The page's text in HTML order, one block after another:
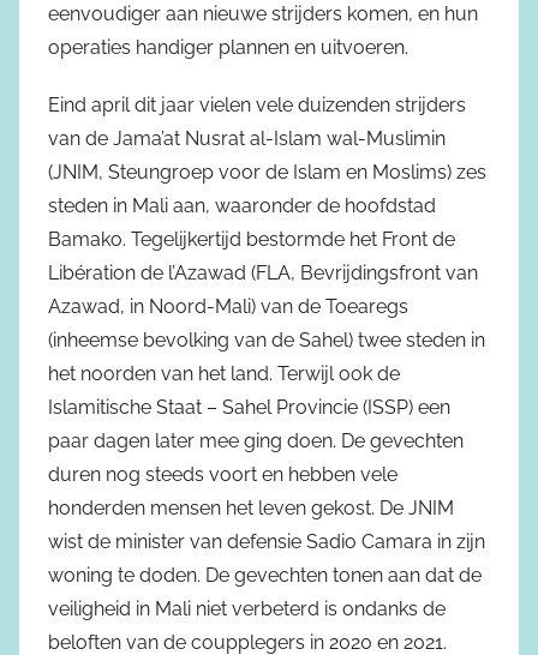
eenvoudiger aan nieuwe strijders komen, en hun
operaties handiger plannen en uitvoeren.
Eind april dit jaar vielen vele duizenden strijders
van de Jama’at Nusrat al-Islam wal-Muslimin
(JNIM, Steungroep voor de Islam en Moslims) zes
steden in Mali aan, waaronder de hoofdstad
Bamako. Tegelijkertijd bestormde het Front de
Libération de l’Azawad (FLA, Bevrijdingsfront van
Azawad, in Noord-Mali) van de Toearegs
(inheemse bevolking van de Sahel) twee steden in
het noorden van het land. Terwijl ook de
Islamitische Staat – Sahel Provincie (ISSP) een
paar dagen later mee ging doen. De gevechten
duren nog steeds voort en hebben vele
honderden mensen het leven gekost. De JNIM
wist de minister van defensie Sadio Camara in zijn
woning te doden. De gevechten tonen aan dat de
veiligheid in Mali niet verbeterd is ondanks de
beloften van de coupplegers in 2020 en 2021.